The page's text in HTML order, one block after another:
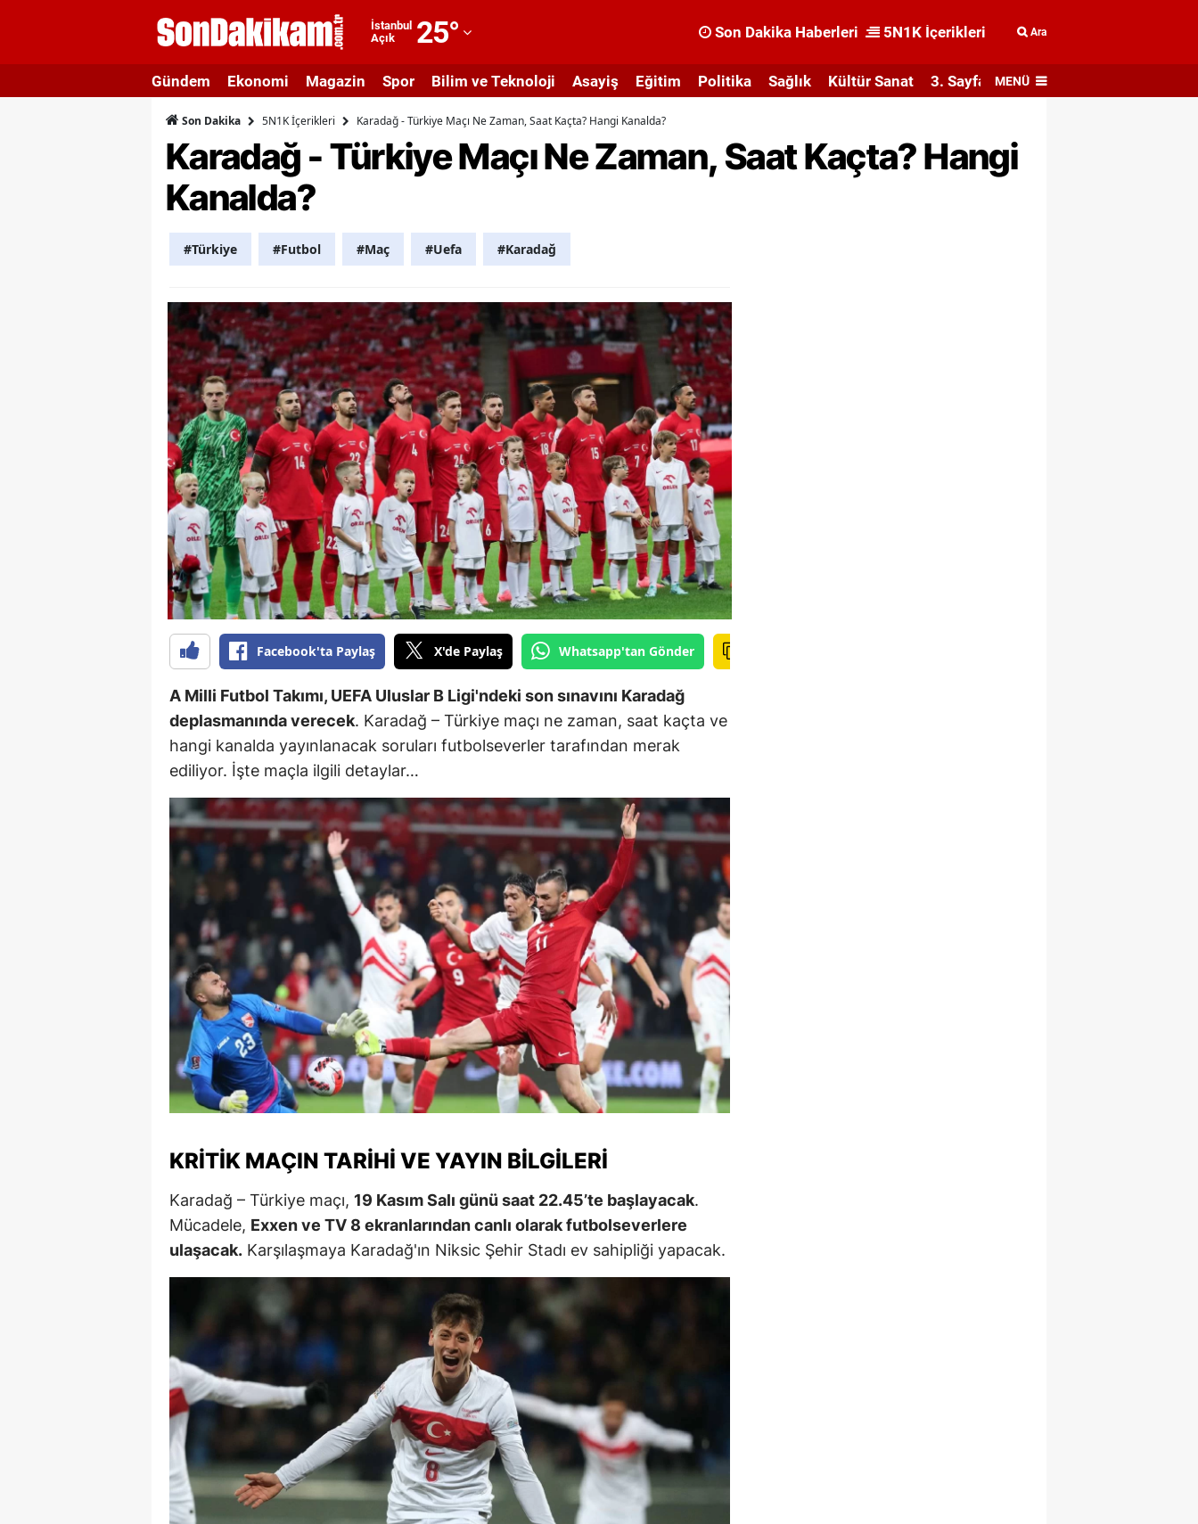
İstanbul
Açık
25°
Adıyaman
Afyonkarahisar
Ağrı
Ankara
Artvin
Aydın
Balıkesir
Bilecik
Bingöl
Bitlis
Bolu
Burdur
Bursa
Çanakkale
Çankırı
Çorum
Denizli
Edirne
Elazığ
Erzincan
Erzurum
Eskişehir
Gaziantep
Giresun
Gümüşhane
Hakkari
Hatay
Mersin
İstanbul
İzmir
Kastamonu
Kayseri
Kırklareli
Kırşehir
Kocaeli
Son Dakika Haberleri 5N1K İçerikleri Ara
Gündem Ekonomi Magazin Spor Bilim ve Teknoloji Asayiş Eğitim Politika Sağlık Kültür Sanat 3. Sayfa MENÜ
Son Dakika 5N1K İçerikleri Karadağ - Türkiye Maçı Ne Zaman, Saat Kaçta? Hangi Kanalda?
Karadağ - Türkiye Maçı Ne Zaman, Saat Kaçta? Hangi
Kanalda?
#Türkiye #Futbol #Maç #Uefa #Karadağ
Facebook'ta Paylaş X'de Paylaş Whatsapp'tan Gönder
A Milli Futbol Takımı, UEFA Uluslar B Ligi'ndeki son sınavını Karadağ
deplasmanında verecek. Karadağ – Türkiye maçı ne zaman, saat kaçta ve
hangi kanalda yayınlanacak soruları futbolseverler tarafından merak
ediliyor. İşte maçla ilgili detaylar…
KRITIK MAÇIN TARIHI VE YAYIN BILGILERI
Karadağ – Türkiye maçı, 19 Kasım Salı günü saat 22.45’te başlayacak.
Mücadele, Exxen ve TV 8 ekranlarından canlı olarak futbolseverlere
ulaşacak. Karşılaşmaya Karadağ'ın Niksic Şehir Stadı ev sahipliği yapacak.